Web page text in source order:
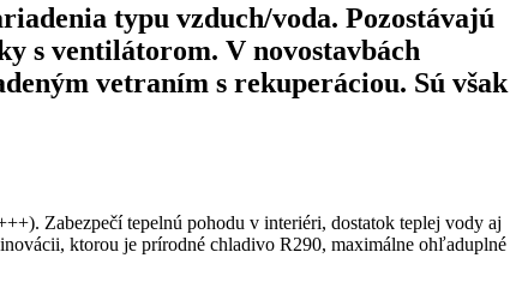
typu vzduch/voda. Pozostávajú
s ventilátorom. V novostavbách
vetraním s rekuperáciou. Sú však
Zabezpečí tepelnú pohodu v interiéri, dostatok teplej vody aj
ktorou je prírodné chladivo R290, maximálne ohľaduplné